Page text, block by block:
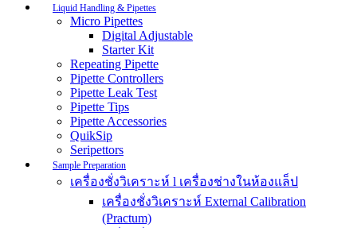
Liquid Handling & Pipettes
Micro Pipettes
Digital Adjustable
Starter Kit
Repeating Pipette
Pipette Controllers
Pipette Leak Test
Pipette Tips
Pipette Accessories
QuikSip
Seripettors
Sample Preparation
เครื่องชั่งวิเคราะห์ l เครื่องช่างในห้องแล็ป
เครื่องชั่งวิเคราะห์ External Calibration
(Practum)